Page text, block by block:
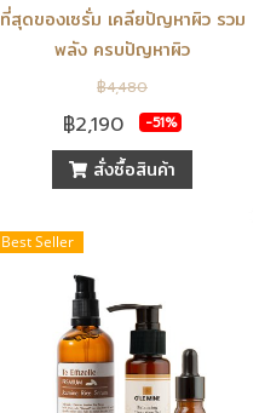
ที่สุดของเซรั่ม เคลียปัญหาผิว รวม
พลัง ครบปัญหาผิว
฿4,480
฿2,190 -51%
สั่งซื้อสินค้า
Best Seller